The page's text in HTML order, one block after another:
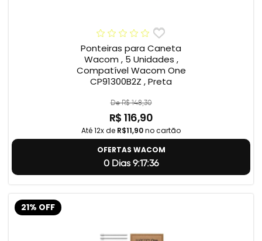
Ponteiras para Caneta
Wacom , 5 Unidades ,
Compatível Wacom One
CP91300B2Z , Preta
De R$ 148,30
R$ 116,90
Até 12x de R$11,90no cartão
OFERTAS WACOM
0 Dias 9:17:35
21% OFF